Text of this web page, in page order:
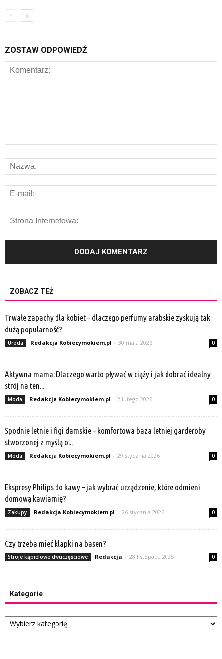
ZOSTAW ODPOWIEDŹ
ZOBACZ TEŻ
Trwałe zapachy dla kobiet – dlaczego perfumy arabskie zyskują tak
dużą popularność?
Uroda Redakcja Kobiecymokiem.pl - 30 maja 2026 0
Aktywna mama: Dlaczego warto pływać w ciąży i jak dobrać idealny
strój na ten...
Moda Redakcja Kobiecymokiem.pl - 2 lutego 2026 0
Spodnie letnie i figi damskie – komfortowa baza letniej garderoby
stworzonej z myślą o...
Moda Redakcja Kobiecymokiem.pl - 29 stycznia 2026 0
Ekspresy Philips do kawy – jak wybrać urządzenie, które odmieni
domową kawiarnię?
Zakupy Redakcja Kobiecymokiem.pl - 26 stycznia 2026 0
Czy trzeba mieć klapki na basen?
Stroje kąpielowe dwuczęściowe Redakcja - 28 listopada 2025 0
Kategorie
Kategorie